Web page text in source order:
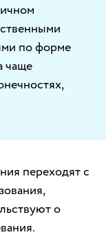
по форме
чаще
переходят с
о